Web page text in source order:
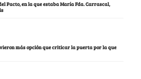
Pacto, en la que estaba María Fda. Carrascal,
más opción que criticar la puerta por la que